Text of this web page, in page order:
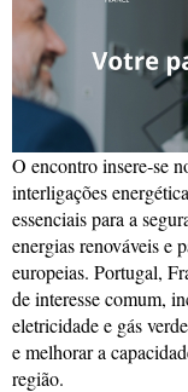
O encontro insere‑se
interligações
essenciais para a
energias renováveis e
europeias. Portugal,
de interesse comum,
eletricidade e gás
e melhorar a
região.